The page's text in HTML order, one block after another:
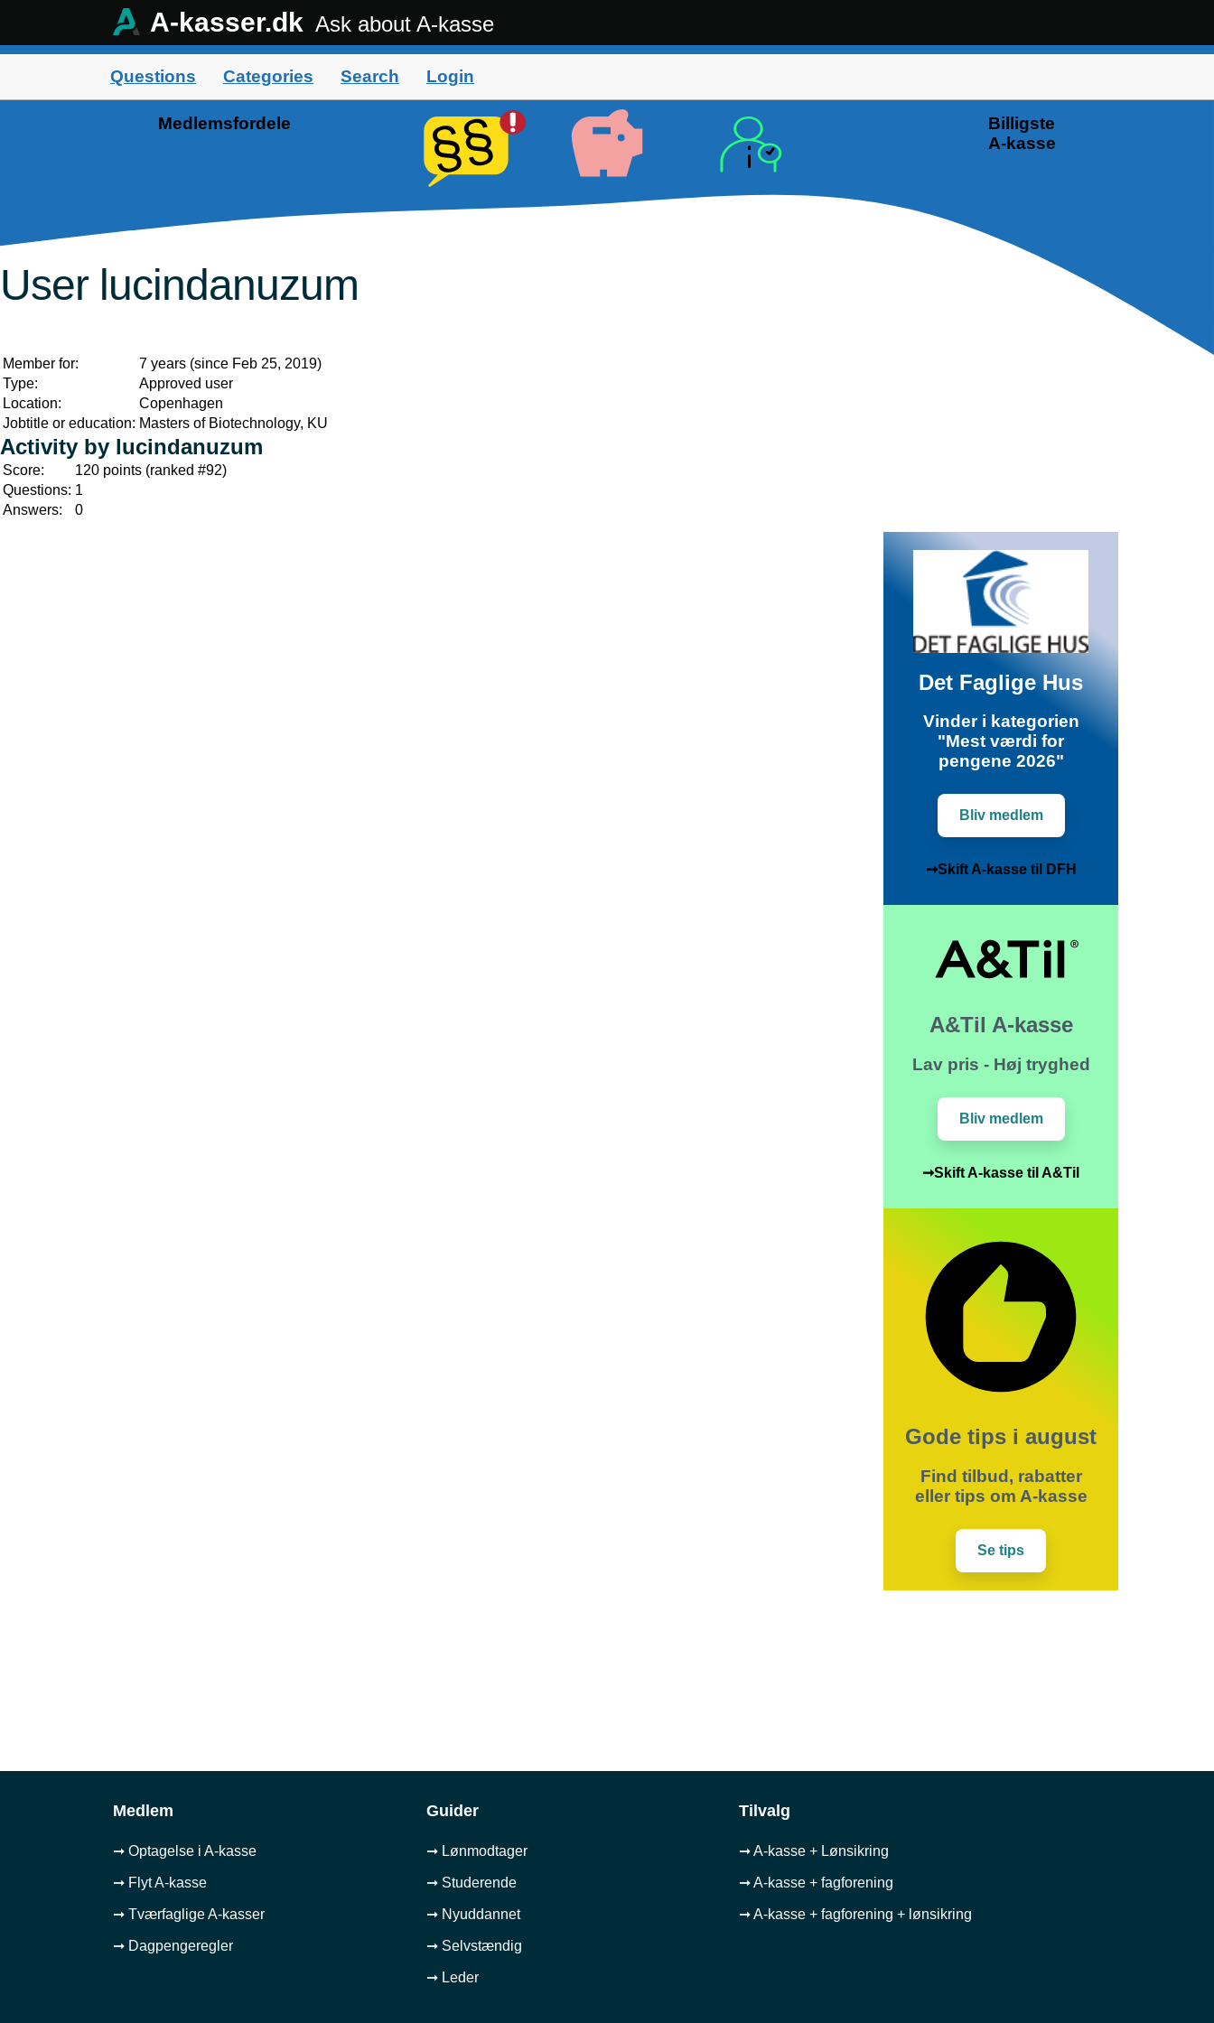
A-kasser.dk Ask about A-kasse
Questions Categories Search Login
Medlemsfordele
Billigste
A-kasse
User lucindanuzum
Member for:
7 years (since Feb 25, 2019)
Type:
Approved user
Location:
Copenhagen
Jobtitle or education: Masters of Biotechnology, KU
Activity by lucindanuzum
Score: 120 points (ranked #92)
Questions: 1
Answers:
0
Det Faglige Hus
Vinder i kategorien
"Mest værdi for
pengene 2026"
Bliv medlem
➞Skift A-kasse til DFH
A&Til A-kasse
Lav pris - Høj tryghed
Bliv medlem
➞Skift A-kasse til A&Til
Gode tips i august
Find tilbud, rabatter
eller tips om A-kasse
Se tips
Medlem
➞ Optagelse i A-kasse
➞ Flyt A-kasse
➞ Tværfaglige A-kasser
➞ Dagpengeregler
Guider
➞ Lønmodtager
➞ Studerende
➞ Nyuddannet
➞ Selvstændig
➞ Leder
Tilvalg
➞ A-kasse + Lønsikring
➞ A-kasse + fagforening
➞ A-kasse + fagforening + lønsikring